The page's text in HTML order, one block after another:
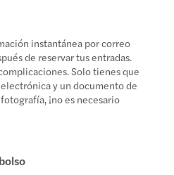
instantánea por correo
de reservar tus entradas.
Solo tienes que
y un documento de
¡no es necesario